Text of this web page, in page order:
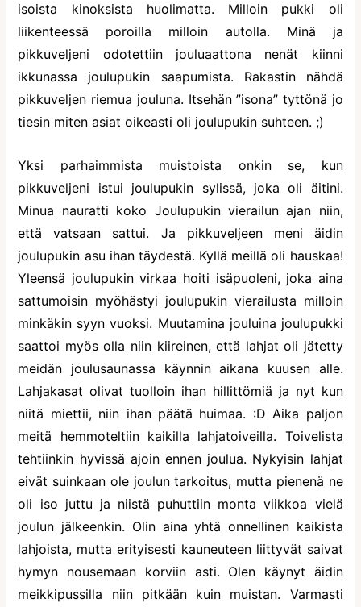
isoista kinoksista huolimatta. Milloin pukki oli
liikenteessä poroilla milloin autolla. Minä ja
pikkuveljeni odotettiin jouluaattona nenät kiinni
ikkunassa joulupukin saapumista. Rakastin nähdä
pikkuveljen riemua jouluna. Itsehän ”isona” tyttönä jo
tiesin miten asiat oikeasti oli joulupukin suhteen. ;)
Yksi parhaimmista muistoista onkin se, kun
pikkuveljeni istui joulupukin sylissä, joka oli äitini.
Minua nauratti koko Joulupukin vierailun ajan niin,
että vatsaan sattui. Ja pikkuveljeen meni äidin
joulupukin asu ihan täydestä. Kyllä meillä oli hauskaa!
Yleensä joulupukin virkaa hoiti isäpuoleni, joka aina
sattumoisin myöhästyi joulupukin vierailusta milloin
minkäkin syyn vuoksi. Muutamina jouluina joulupukki
saattoi myös olla niin kiireinen, että lahjat oli jätetty
meidän joulusaunassa käynnin aikana kuusen alle.
Lahjakasat olivat tuolloin ihan hillittömiä ja nyt kun
niitä miettii, niin ihan päätä huimaa. :D Aika paljon
meitä hemmoteltiin kaikilla lahjatoiveilla. Toivelista
tehtiinkin hyvissä ajoin ennen joulua. Nykyisin lahjat
eivät suinkaan ole joulun tarkoitus, mutta pienenä ne
oli iso juttu ja niistä puhuttiin monta viikkoa vielä
joulun jälkeenkin. Olin aina yhtä onnellinen kaikista
lahjoista, mutta erityisesti kauneuteen liittyvät saivat
hymyn nousemaan korviin asti. Olen käynyt äidin
meikkipussilla niin pitkään kuin muistan. Varmasti